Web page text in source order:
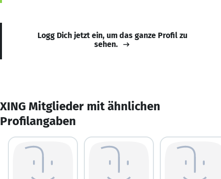
Logg Dich jetzt ein, um das ganze Profil zu
sehen.
XING Mitglieder mit ähnlichen
Profilangaben